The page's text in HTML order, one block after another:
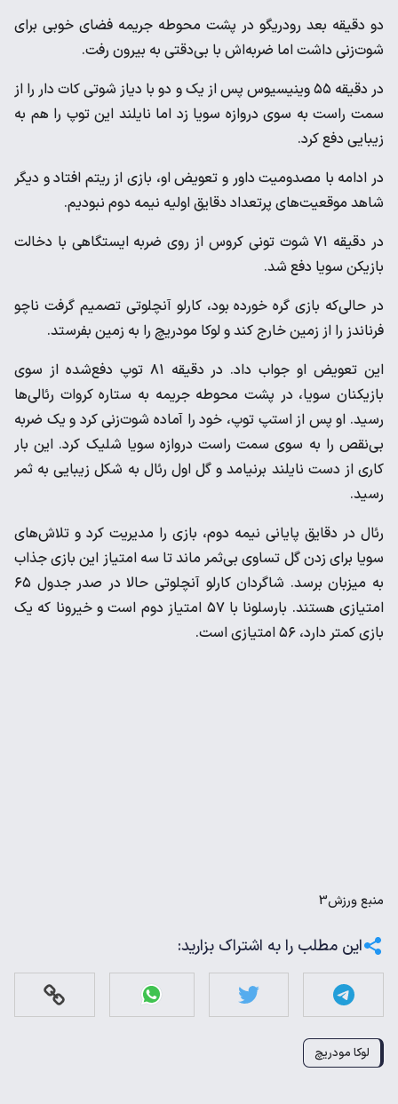
دو دقیقه بعد رودریگو در پشت محوطه جریمه فضای خوبی برای
شوت‌زنی داشت اما ضربه‌اش با بی‌دقتی به بیرون رفت.
در دقیقه ۵۵ وینیسیوس پس از یک و دو با دیاز شوتی کات دار را از
سمت راست به سوی دروازه‌ سویا زد اما نایلند این توپ را هم به
زیبایی دفع کرد.
در ادامه با مصدومیت داور و تعویض او، بازی از ریتم افتاد و دیگر
شاهد موقعیت‌های پرتعداد دقایق اولیه نیمه دوم نبودیم.
در دقیقه ۷۱ شوت تونی کروس از روی ضربه ایستگاهی با دخالت
بازیکن سویا دفع شد.
در حالی‌که بازی گره خورده بود، کارلو آنچلوتی تصمیم گرفت ناچو
فرناندز را از زمین خارج کند و لوکا مودریچ را به زمین بفرستد.
این تعویض او جواب داد. در دقیقه ۸۱ توپ دفع‌شده از سوی
بازیکنان سویا، در پشت محوطه جریمه به ستاره کروات رئالی‌ها
رسید. او پس از استپ توپ، خود را آماده شوت‌زنی کرد و یک ضربه
بی‌نقص را به سوی سمت راست دروازه سویا شلیک کرد. این بار
کاری از دست نایلند برنیامد و گل اول رئال به شکل زیبایی به ثمر
رسید.
رئال در دقایق پایانی نیمه دوم، بازی را مدیریت کرد و تلاش‌های
سویا برای زدن گل تساوی بی‌ثمر ماند تا سه امتیاز این بازی جذاب
به میزبان برسد‌. شاگردان کارلو آنچلوتی حالا در صدر جدول ۶۵
امتیازی هستند. بارسلونا با ۵۷ امتیاز دوم است و خیرونا که یک
بازی کمتر دارد، ۵۶ امتیازی است.
منبعورزش3
این مطلب را به اشتراک بزارید:
لوکا مودریچ